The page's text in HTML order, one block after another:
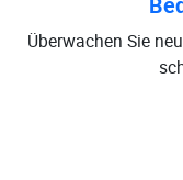
Überwachen Sie